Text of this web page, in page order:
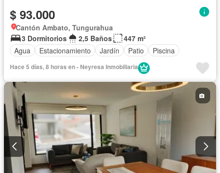
$ 93.000
Cantón Ambato, Tungurahua
3 Dormitorios
2,5 Baños
447 m²
Agua
Estacionamiento Jardín Patio Piscina
Hace 5 días, 8 horas en - Neyresa Inmobiliaria